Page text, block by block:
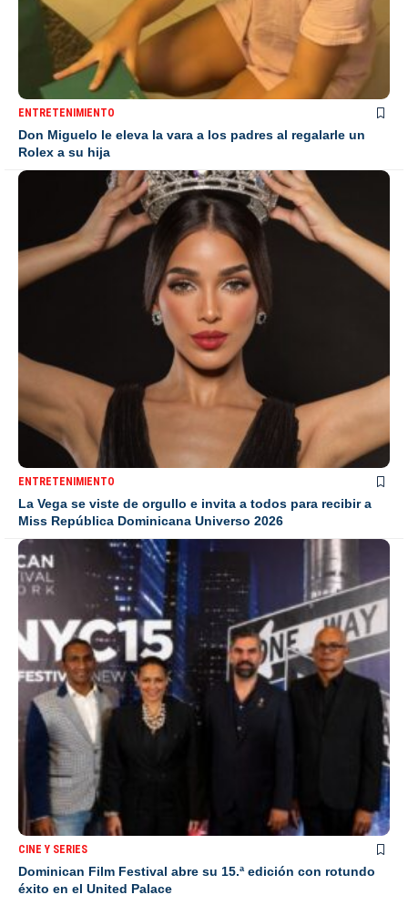
ENTRETENIMIENTO
Don Miguelo le eleva la vara a los padres al regalarle un
Rolex a su hija
ENTRETENIMIENTO
La Vega se viste de orgullo e invita a todos para recibir a
Miss República Dominicana Universo 2026
CINE Y SERIES
Dominican Film Festival abre su 15.ª edición con rotundo
éxito en el United Palace